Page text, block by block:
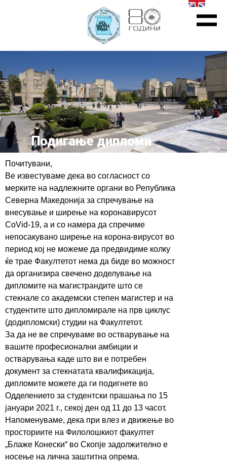
Подигање дипломи
Почитувани,
Ве известуваме дека во согласност со
мерките на надлежните органи во Република
Северна Македонија за спречување на
внесување и ширење на коронавирусот
CoVid-19, а и со намера да спречиме
непосакувано ширење на корона-вирусот во
период кој не можеме да предвидиме колку
ќе трае Факултетот нема да биде во можност
да организира свечено доделување на
дипломите на магистрандите што се
стекнале со академски степен магистер и на
студентите што дипломирале на прв циклус
(додипломски) студии на Факултетот.
За да не ве спречуваме во остварување на
вашите професионални амбиции и
остварувања каде што ви е потребен
документ за стекнатата квалификација,
дипломите можете да ги подигнете во
Одделението за студентски прашања по 15
јануари 2021 г., секој ден од 11 до 13 часот.
Напоменуваме, дека при влез и движење во
просториите на Филолошкиот факултет
„Блаже Конески“ во Скопје задолжително е
носење на лична заштитна опрема.